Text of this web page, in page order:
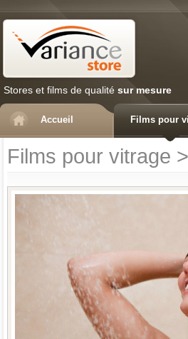
Stores et films de qualité sur mesure
Accueil Films pour
Films pour vitrage >